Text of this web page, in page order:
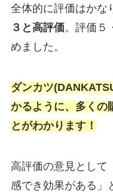
全体的に評価はかな
３と高評価。評価５
めました。
ダンカツ
かるように、多くの
とがわかります！
高評価の意見として
感でき効果がある」